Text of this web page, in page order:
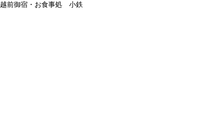
越前御宿・お食事処 小鉄